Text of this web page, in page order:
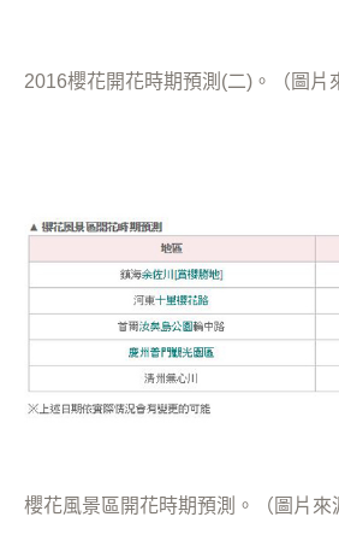
2016櫻花開花時期預測(二)。（圖片
櫻花風景區開花時期預測。（圖片來